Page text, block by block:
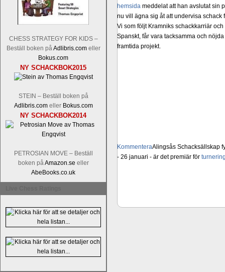
CHESS STRATEGY FOR KIDS –
Beställ boken påAdlibris.comeller
Bokus.com
NY SCHACKBOK2015
STEIN – Beställ boken på
Adlibris.comeller Bokus.com
NY SCHACKBOK2014
PETROSIAN MOVE – Beställ
boken påAmazon.se eller
AbeBooks.co.uk
hemsida meddelat att han avslutat sin
nu vill ägna sig åt att undervisa
Vi som följt Kramniks schackkarriär
Spanskt, får vara tacksamma och
framtida projekt.
KommenteraAlingsås Schacksällskap
- 26 januari - är det premiär för